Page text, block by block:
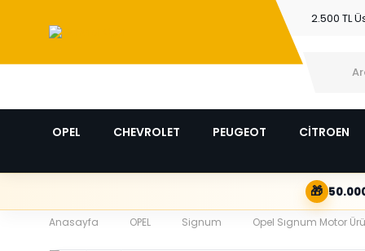
2.500 TL
OPEL CHEVROLET PEUGEOT CİTROEN
🎁
Anasayfa OPEL Signum Opel Sıgnum Motor